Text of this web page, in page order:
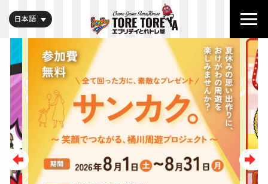
日本語
Previous Next